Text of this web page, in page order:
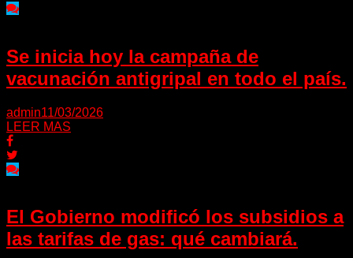
Se inicia hoy la campaña de
vacunación antigripal en todo el país.
admin11/03/2026
LEER MAS
El Gobierno modificó los subsidios a
las tarifas de gas: qué cambiará.